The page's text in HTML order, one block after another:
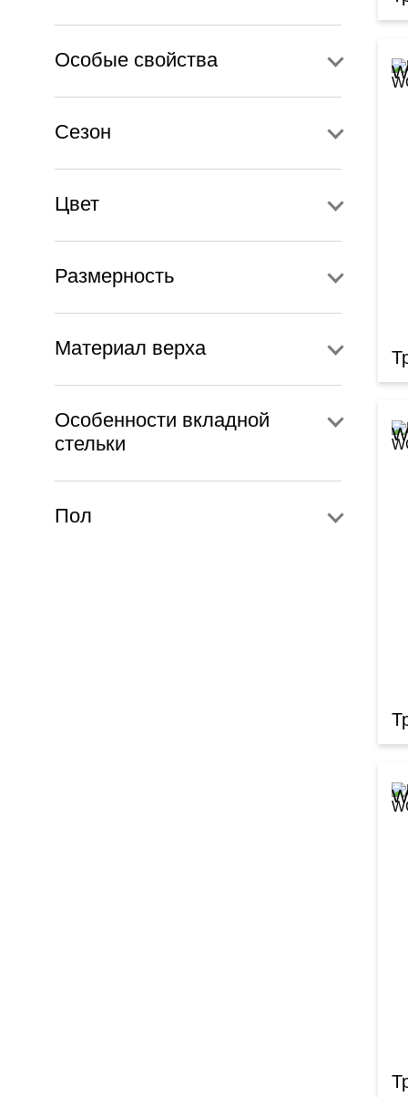
Особые свойства
Сезон
Цвет
Размерность
Материал верха
Особенности вкладной
стельки
Пол